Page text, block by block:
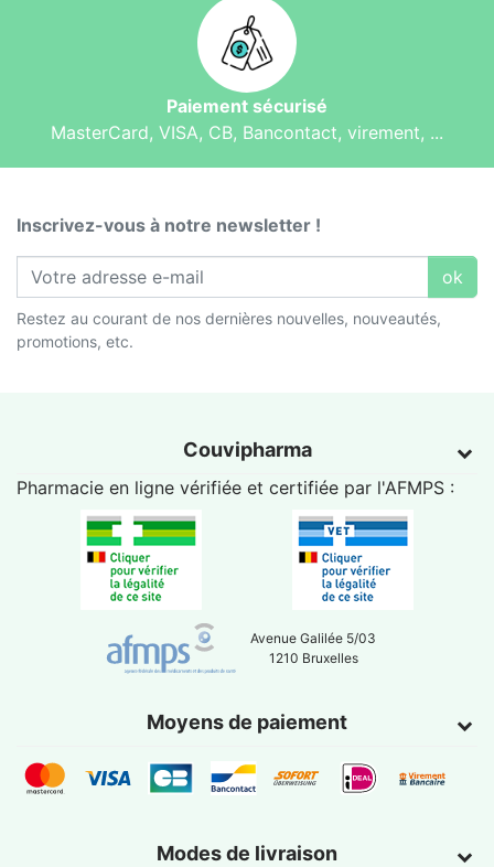
Paiement sécurisé
MasterCard, VISA, CB, Bancontact, virement, ...
Inscrivez-vous à notre newsletter !
ok
Restez au courant de nos dernières nouvelles, nouveautés,
promotions, etc.
Couvipharma
Pharmacie en ligne vérifiée et certifiée par l'AFMPS :
Avenue Galilée 5/03
1210 Bruxelles
Moyens de paiement
Modes de livraison